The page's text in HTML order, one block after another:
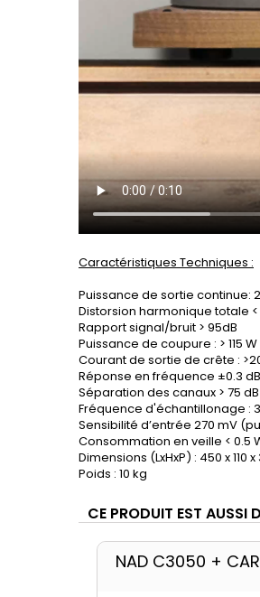
Caractéristiques Techniques :
Puissance de sortie continue:
Distorsion harmonique totale <
Rapport signal/bruit > 95dB
Puissance de coupure : > 115 W
Courant de sortie de crête :
Réponse en fréquence ±0.3
Séparation des canaux > 75 dB
Fréquence d'échantillonage :
Sensibilité d’entrée 270 mV
Consommation en veille < 0.5
Dimensions (LxHxP) : 450 x 110
Poids : 10 kg
CE PRODUIT EST AUSSI
NAD C3050 +